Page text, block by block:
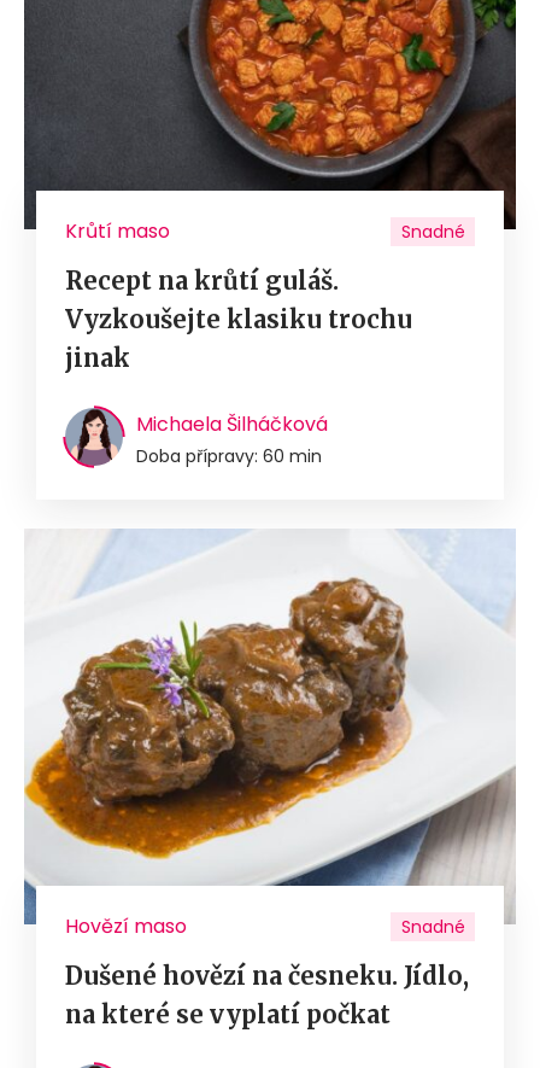
Krůtí maso Snadné
Recept na krůtí guláš.
Vyzkoušejte klasiku trochu
jinak
Michaela Šilháčková
Doba přípravy: 60 min
Hovězí maso Snadné
Dušené hovězí na česneku. Jídlo,
na které se vyplatí počkat